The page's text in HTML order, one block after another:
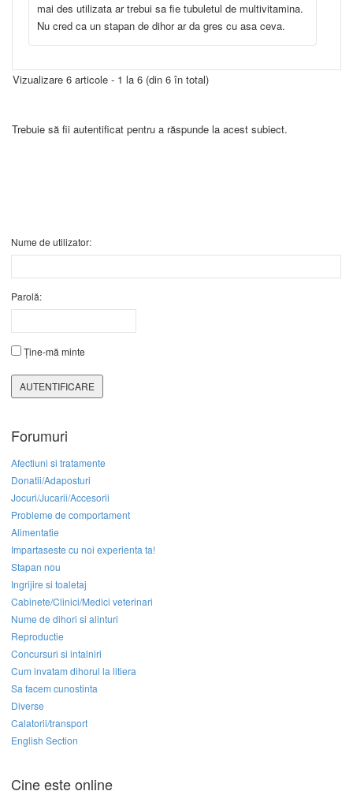
mai des utilizata ar trebui sa fie tubuletul de multivitamina.
Nu cred ca un stapan de dihor ar da gres cu asa ceva.
Vizualizare 6 articole - 1 la 6 (din 6 în total)
Trebuie să fii autentificat pentru a răspunde la acest subiect.
Nume de utilizator:
Parolă:
Ține-mă minte
AUTENTIFICARE
Forumuri
Afectiuni si tratamente
Donatii/Adaposturi
Jocuri/Jucarii/Accesorii
Probleme de comportament
Alimentatie
Impartaseste cu noi experienta ta!
Stapan nou
Ingrijire si toaletaj
Cabinete/Clinici/Medici veterinari
Nume de dihori si alinturi
Reproductie
Concursuri si intalniri
Cum invatam dihorul la litiera
Sa facem cunostinta
Diverse
Calatorii/transport
English Section
Cine este online